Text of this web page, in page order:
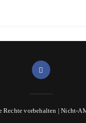
Rechte vorbehalten |Nicht-